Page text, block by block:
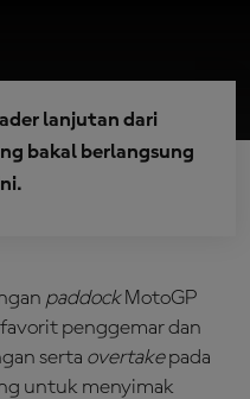
lanjutan dari
bakal berlangsung
paddockMotoGP
penggemar dan
serta overtakepada
untuk menyimak